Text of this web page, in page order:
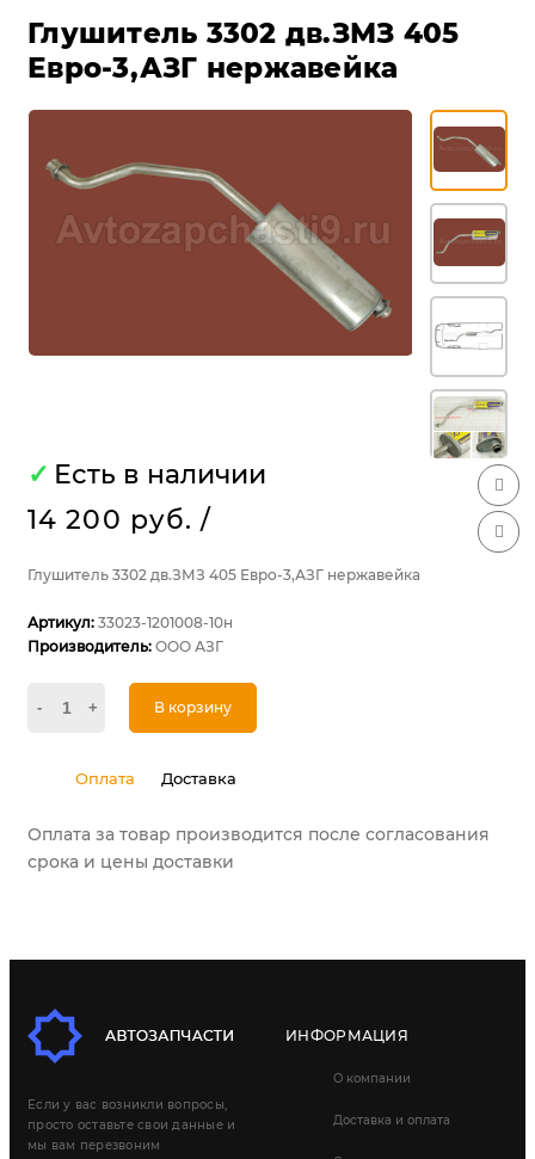
Глушитель 3302 дв.ЗМЗ 405
Евро-3,АЗГ нержавейка
✓ Есть в наличии
14 200 руб. /
Глушитель 3302 дв.ЗМЗ 405 Евро-3,АЗГ нержавейка
Артикул: 33023-1201008-10н
Производитель: ООО АЗГ
- + В корзину
Оплата Доставка
Оплата за товар производится после согласования
срока и цены доставки
Если у вас возникли вопросы,
просто оставьте свои данные и
мы вам перезвоним
ИНФОРМАЦИЯ
О компании
Доставка и оплата